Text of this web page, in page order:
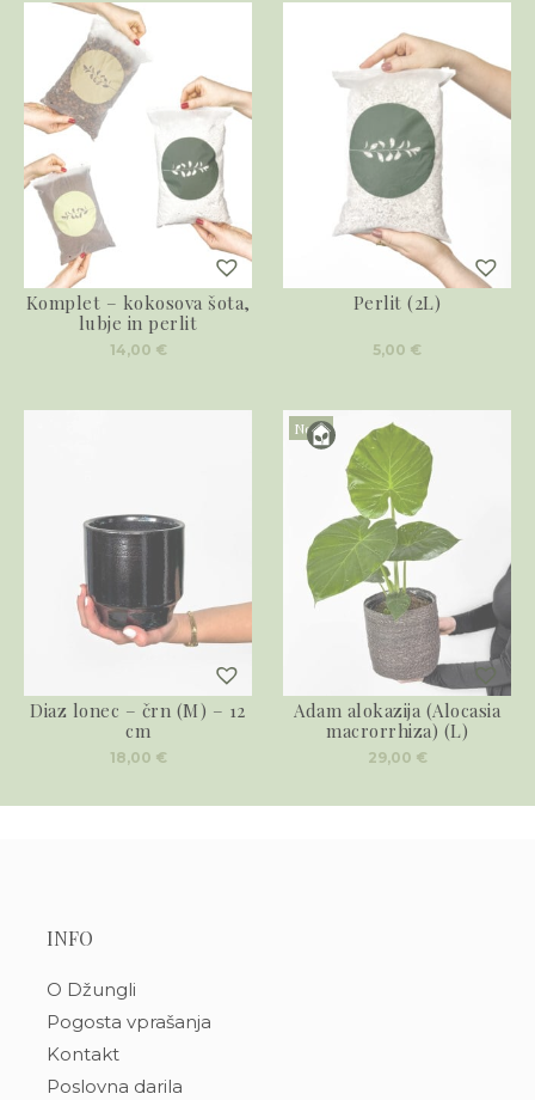
Komplet – kokosova šota,
lubje in perlit
14,00 €
Perlit (2L)
5,00 €
Diaz lonec – črn (M) – 12
cm
18,00 €
Novo
Adam alokazija (Alocasia
macrorrhiza) (L)
29,00 €
INFO
O Džungli
Pogosta vprašanja
Kontakt
Poslovna darila